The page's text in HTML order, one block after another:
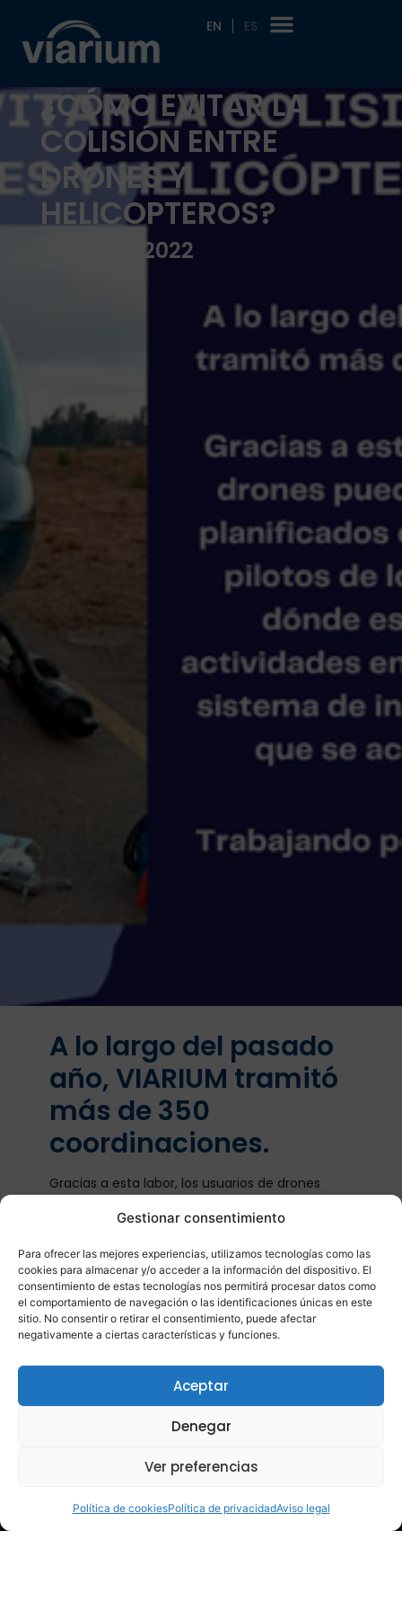
Gestionar consentimiento
Para ofrecer las mejores experiencias, utilizamos tecnologías como las
cookies para almacenar y/o acceder a la información del dispositivo. El
consentimiento de estas tecnologías nos permitirá procesar datos como
el comportamiento de navegación o las identificaciones únicas en este
sitio. No consentir o retirar el consentimiento, puede afectar
negativamente a ciertas características y funciones.
Aceptar
Denegar
Ver preferencias
Política de cookiesPolítica de privacidadAviso legal
EN ES
¿CÓMO EVITAR LA
COLISIÓN ENTRE
DRONES Y
HELICOPTEROS?
06/07/2022
A lo largo del pasado
año, VIARIUM tramitó
más de 350
coordinaciones.
Gracias a esta labor, los usuarios de drones
manera segura, y los pilotos de los helicópteros
en tiempo real a través del sistema de
información catográfica que se actualiza
diariamente. Trabajando por infraestructuras
más seguras.
Nuestra Dirección de Ingeniería sigue creciendo y obteniendo nuevos contratos En Viarium seguimos liderando los sistemas de ayudas visuales
VOLVER A ACTUALIDAD